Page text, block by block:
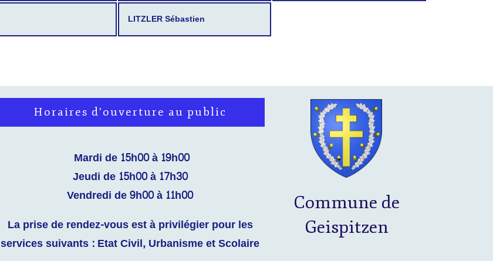
LITZLER Sébastien
Horaires d'ouverture au public
Mardi de 15h00 à 19h00
Jeudi de 15h00 à 17h30
Vendredi de 9h00 à 11h00
La prise de rendez-vous est à privilégier pour les
services suivants : Etat Civil, Urbanisme et Scolaire
Commune de
Geispitzen